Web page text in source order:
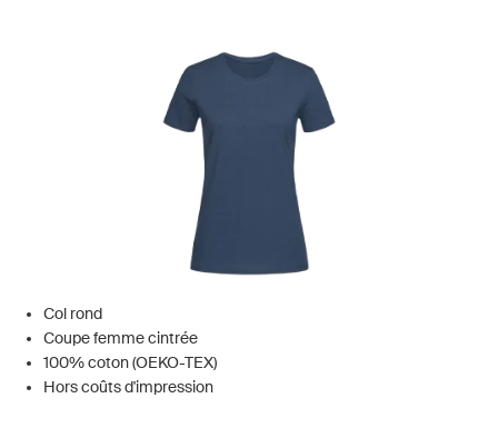
Col rond
Coupe femme cintrée
100% coton (OEKO-TEX)
Hors coûts d'impression